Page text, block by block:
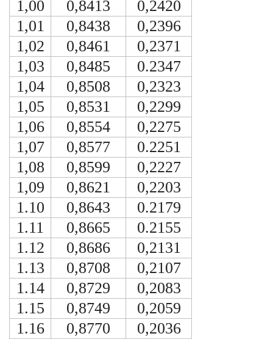
1,00
0,8413
0,2420
1,01
0,8438
0,2396
1,02
0,8461
0,2371
1,03
0,8485
0.2347
1,04
0,8508
0,2323
1,05
0,8531
0,2299
1,06
0,8554
0,2275
1,07
0,8577
0.2251
1,08
0,8599
0,2227
1,09
0,8621
0,2203
1.10
0,8643
0.2179
1.11
0,8665
0.2155
1.12
0,8686
0,2131
1.13
0,8708
0,2107
1.14
0,8729
0,2083
1.15
0,8749
0,2059
1.16
0,8770
0,2036